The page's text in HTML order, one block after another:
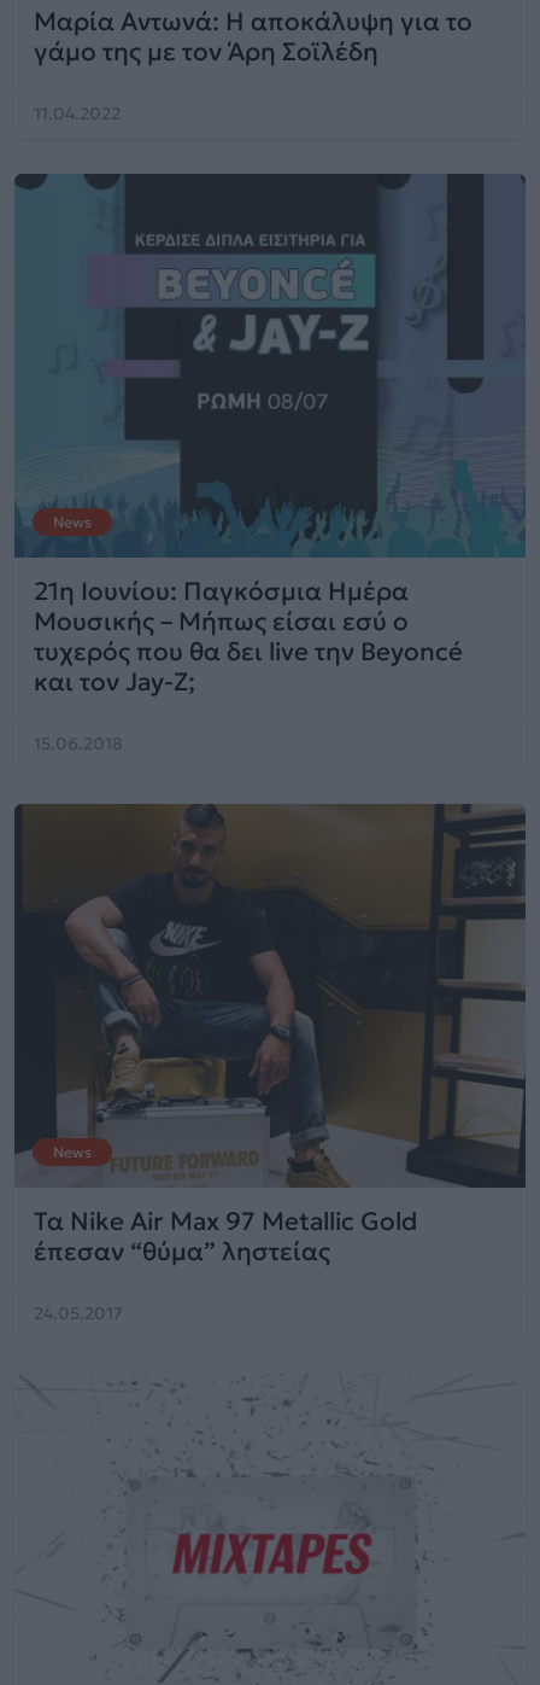
Μαρία Αντωνά: Η αποκάλυψη για το
γάμο της με τον Άρη Σοϊλέδη
11.04.2022
News
21η Ιουνίου: Παγκόσμια Ημέρα
Μουσικής – Μήπως είσαι εσύ ο
τυχερός που θα δει live την Beyoncé
και τον Jay-Z;
15.06.2018
News
Τα Nike Air Max 97 Metallic Gold
έπεσαν “θύμα” ληστείας
24.05.2017